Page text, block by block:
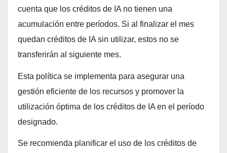
cuenta que los créditos de IA no tienen una
acumulación entre períodos. Si al finalizar el mes
quedan créditos de IA sin utilizar, estos no se
transferirán al siguiente mes.
Esta política se implementa para asegurar una
gestión eficiente de los recursos y promover la
utilización óptima de los créditos de IA en el período
designado.
Se recomienda planificar el uso de los créditos de